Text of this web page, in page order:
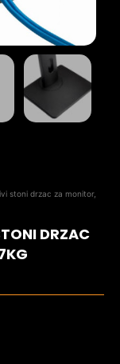
stoni drzac za monitor,
DRZAC